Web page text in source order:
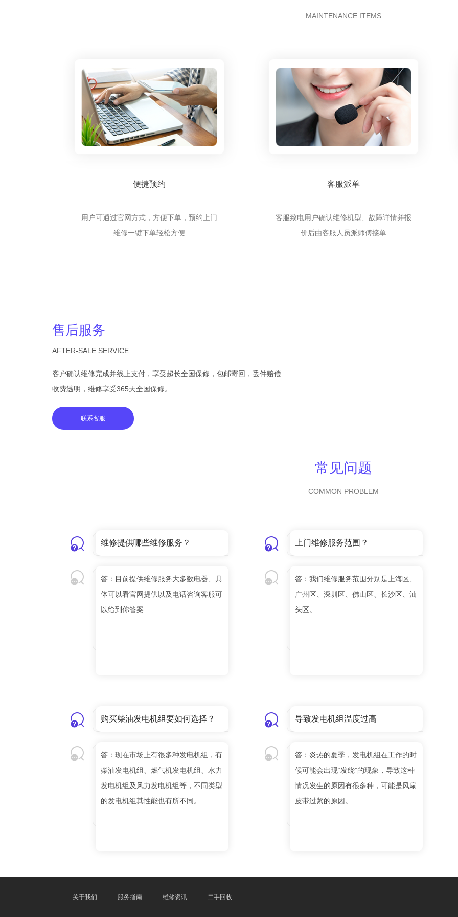
MAINTENANCE ITEMS
便捷预约
用户可通过官网方式，方便下单，预约上门
维修一键下单轻松方便
客服派单
客服致电用户确认维修机型、故障详情并报
价后由客服人员派师傅接单
售后服务
AFTER-SALE SERVICE
客户确认维修完成并线上支付，享受超长全国保修，包邮寄回，丢件赔偿
收费透明，维修享受365天全国保修。
联系客服
常见问题
COMMON PROBLEM
维修提供哪些维修服务？
答：目前提供维修服务大多数电器、具
体可以看官网提供以及电话咨询客服可
以给到你答案
上门维修服务范围？
答：我们维修服务范围分别是上海区、
广州区、深圳区、佛山区、长沙区、汕
头区。
购买柴油发电机组要如何选择？
答：现在市场上有很多种发电机组，有
柴油发电机组、燃气机发电机组、水力
发电机组及风力发电机组等，不同类型
的发电机组其性能也有所不同。
导致发电机组温度过高
答：炎热的夏季，发电机组在工作的时
候可能会出现“发绕”的现象，导致这种
情况发生的原因有很多种，可能是风扇
皮带过紧的原因。
关于我们 服务指南 维修资讯 二手回收